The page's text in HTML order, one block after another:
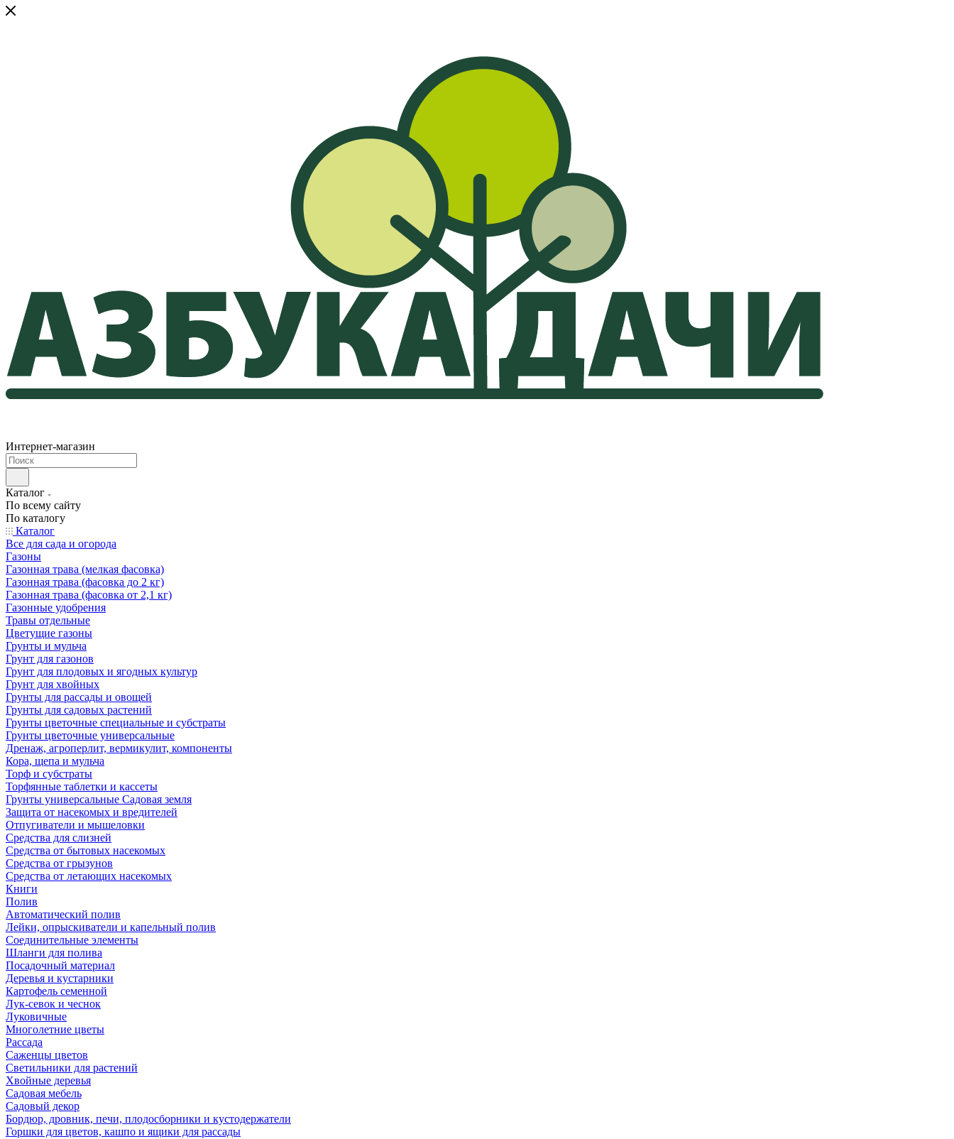
Интернет-магазин
Каталог
По всему сайту
По каталогу
Каталог
Все для сада и огорода
Газоны
Газонная трава (мелкая фасовка)
Газонная трава (фасовка до 2 кг)
Газонная трава (фасовка от 2,1 кг)
Газонные удобрения
Травы отдельные
Цветущие газоны
Грунты и мульча
Грунт для газонов
Грунт для плодовых и ягодных культур
Грунт для хвойных
Грунты для рассады и овощей
Грунты для садовых растений
Грунты цветочные специальные и субстраты
Грунты цветочные универсальные
Дренаж, агроперлит, вермикулит, компоненты
Кора, щепа и мульча
Торф и субстраты
Торфянные таблетки и кассеты
Грунты универсальные Садовая земля
Защита от насекомых и вредителей
Отпугиватели и мышеловки
Средства для слизней
Средства от бытовых насекомых
Средства от грызунов
Средства от летающих насекомых
Книги
Полив
Автоматический полив
Лейки, опрыскиватели и капельный полив
Соединительные элементы
Шланги для полива
Посадочный материал
Деревья и кустарники
Картофель семенной
Лук-севок и чеснок
Луковичные
Многолетние цветы
Рассада
Саженцы цветов
Светильники для растений
Хвойные деревья
Садовая мебель
Садовый декор
Бордюр, дровник, печи, плодосборники и кустодержатели
Горшки для цветов, кашпо и ящики для рассады